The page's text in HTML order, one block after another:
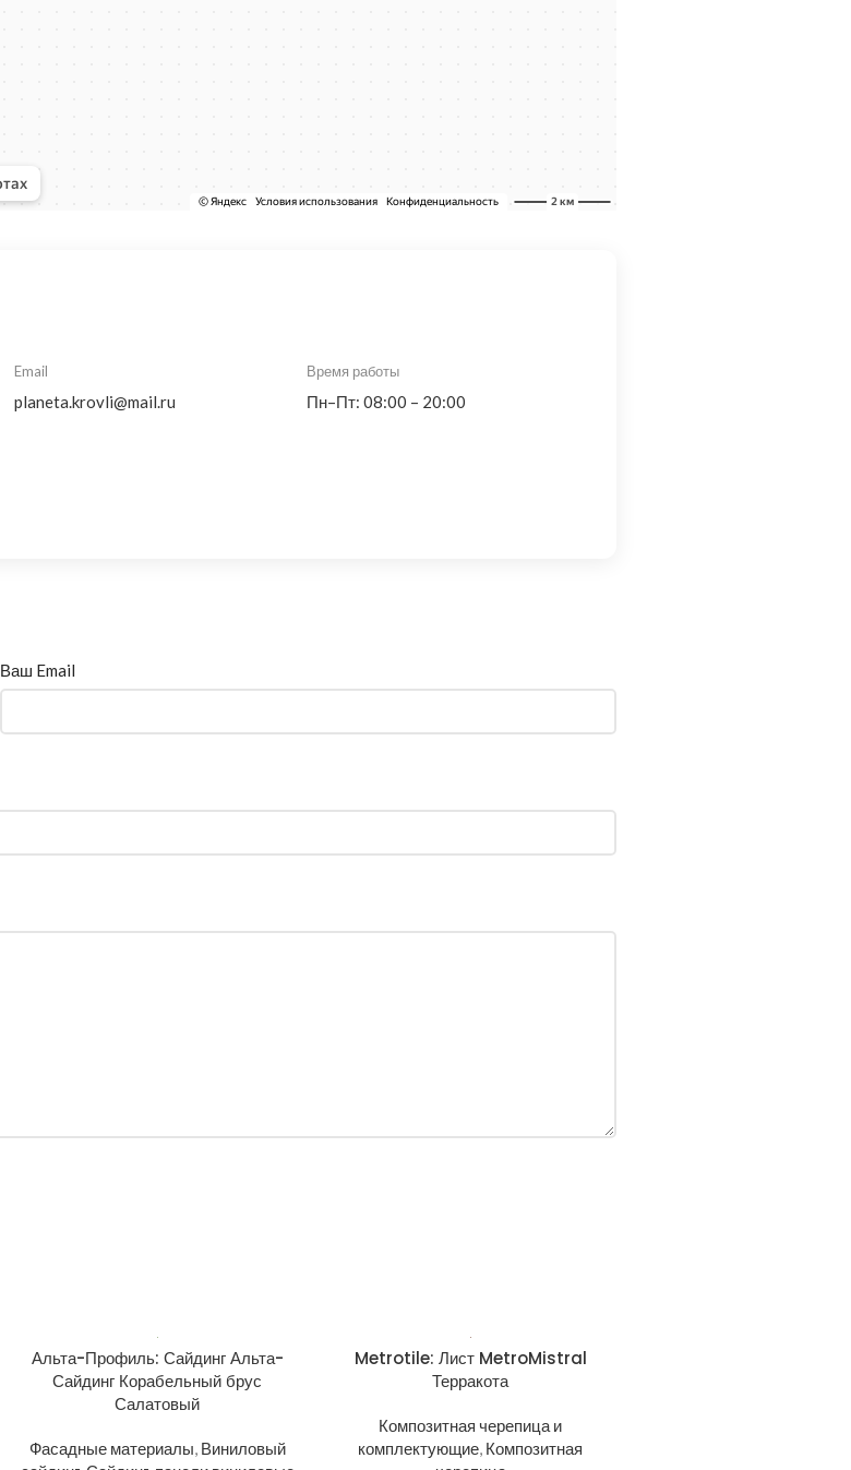
Email
planeta.krovli@mail.ru
Время работы
Пн–Пт: 08:00 – 20:00
Ваш Email
Альта-Профиль: Сайдинг Альта-
Сайдинг Корабельный брус
Салатовый
Фасадные материалы, Виниловый
Metrotile: Лист MetroMistral
Терракота
Композитная черепица и
комплектующие, Композитная